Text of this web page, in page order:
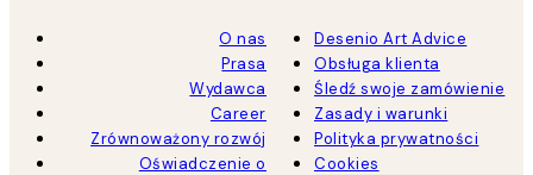
O nas
Prasa
Wydawca
Career
Zrównoważony rozwój
Oświadczenie o
Desenio Art Advice
Obsługa klienta
Śledź swoje zamówienie
Zasady i warunki
Polityka prywatności
Cookies